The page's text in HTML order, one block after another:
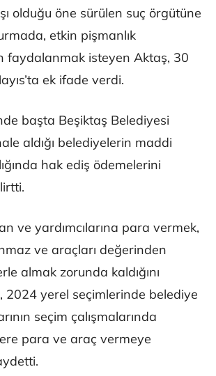
olduğu öne sürülen suç örgütüne
etkin pişmanlık
faydalanmak isteyen Aktaş, 30
ek ifade verdi.
başta Beşiktaş Belediyesi
aldığı belediyelerin maddi
hak ediş ödemelerini
ve yardımcılarına para vermek,
ve araçları değerinden
almak zorunda kaldığını
2024 yerel seçimlerinde belediye
seçim çalışmalarında
para ve araç vermeye